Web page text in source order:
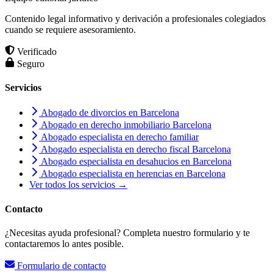
Contenido legal informativo y derivación a profesionales colegiados
cuando se requiere asesoramiento.
Verificado
Seguro
Servicios
Abogado de divorcios en Barcelona
Abogado en derecho inmobiliario Barcelona
Abogado especialista en derecho familiar
Abogado especialista en derecho fiscal Barcelona
Abogado especialista en desahucios en Barcelona
Abogado especialista en herencias en Barcelona
Ver todos los servicios →
Contacto
¿Necesitas ayuda profesional? Completa nuestro formulario y te
contactaremos lo antes posible.
Formulario de contacto